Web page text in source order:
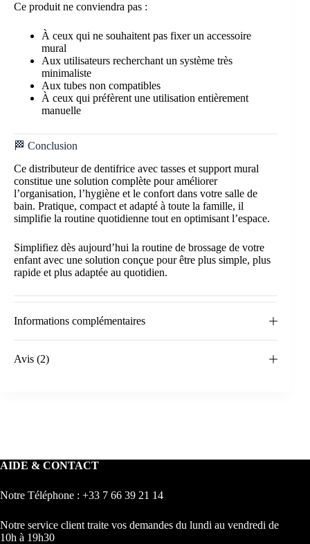
Ce produit ne conviendra pas :
À ceux qui ne souhaitent pas fixer un accessoire
mural
Aux utilisateurs recherchant un système très
minimaliste
Aux tubes non compatibles
À ceux qui préfèrent une utilisation entièrement
manuelle
🏁 Conclusion
Ce distributeur de dentifrice avec tasses et support mural
constitue une solution complète pour améliorer
l’organisation, l’hygiène et le confort dans votre salle de
bain. Pratique, compact et adapté à toute la famille, il
simplifie la routine quotidienne tout en optimisant l’espace.
Simplifiez dès aujourd’hui la routine de brossage de votre
enfant avec une solution conçue pour être plus simple, plus
rapide et plus adaptée au quotidien.
Informations complémentaires
Avis (2)
AIDE & CONTACT
Notre Téléphone : +33 7 66 39 21 14
Notre service client traite vos demandes du lundi au vendredi de
10h à 19h30